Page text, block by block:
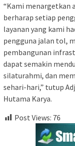
“Kami menargetkan
berharap setiap
layanan yang kami
pengguna jalan tol,
pembangunan
dapat semakin
silaturahmi, dan
sehari-hari,” tutup
Hutama Karya.
Post Views: 76